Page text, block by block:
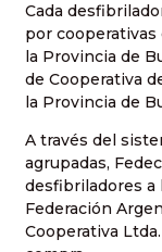
Cada
por
la Provincia de
de Cooperativa
la Provincia de
A través del
agrupadas,
desfibriladores a
Federación
Cooperativa